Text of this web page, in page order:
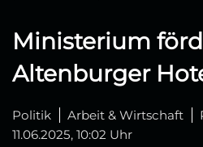
Ministerium
Altenburger
Politik Arbeit & Wirtschaft
11.06.2025, 10:02 Uhr